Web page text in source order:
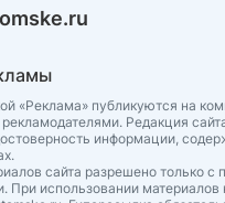
«Реклама» публикуются на
Редакция
информации,
сайта разрешено только с
При использовании материалов